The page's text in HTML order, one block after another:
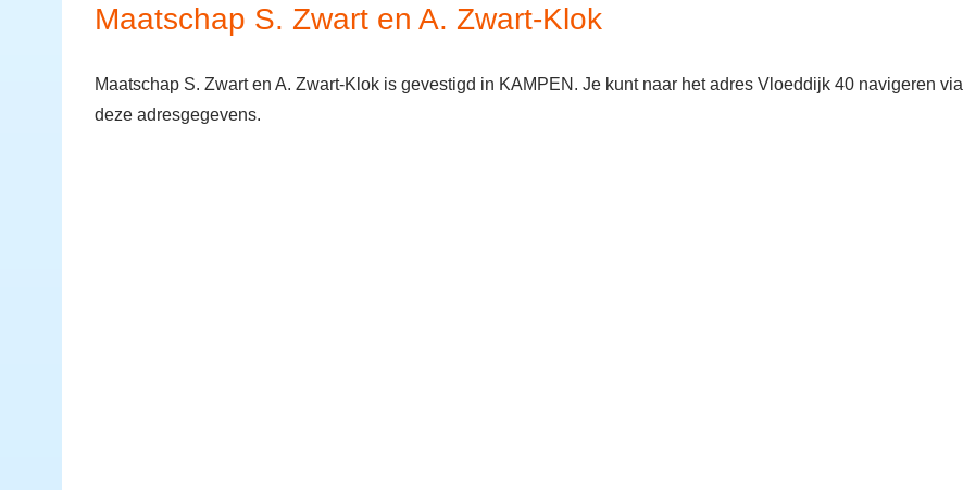
Maatschap S. Zwart en A. Zwart-Klok
Maatschap S. Zwart en A. Zwart-Klok is gevestigd in KAMPEN. Je kunt naar het adres Vloeddijk 40 navigeren via
deze adresgegevens.